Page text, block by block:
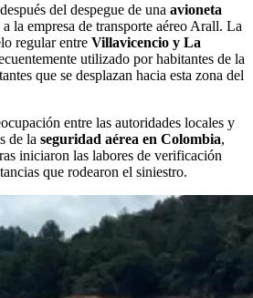
del despegue de una avioneta
a la empresa de transporte aéreo Arall. La
regular entre Villavicencio y La
utilizado por habitantes de la
que se desplazan hacia esta zona del
entre las autoridades locales y
de la seguridad aérea en Colombia,
iniciaron las labores de verificación
que rodearon el siniestro.